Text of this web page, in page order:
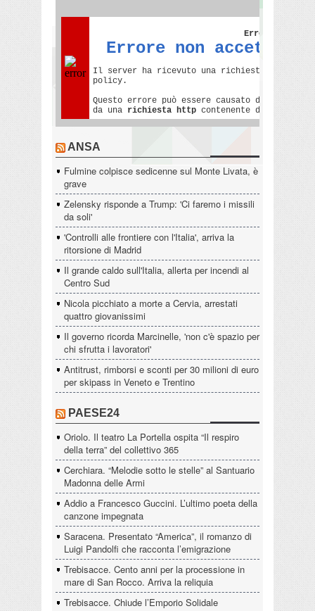
ANSA
Fulmine colpisce sedicenne sul Monte Livata, è
grave
Zelensky risponde a Trump: 'Ci faremo i missili
da soli'
'Controlli alle frontiere con l'Italia', arriva la
ritorsione di Madrid
Il grande caldo sull'Italia, allerta per incendi al
Centro Sud
Nicola picchiato a morte a Cervia, arrestati
quattro giovanissimi
Il governo ricorda Marcinelle, 'non c'è spazio per
chi sfrutta i lavoratori'
Antitrust, rimborsi e sconti per 30 milioni di euro
per skipass in Veneto e Trentino
PAESE24
Oriolo. Il teatro La Portella ospita “Il respiro
della terra” del collettivo 365
Cerchiara. “Melodie sotto le stelle” al Santuario
Madonna delle Armi
Addio a Francesco Guccini. L’ultimo poeta della
canzone impegnata
Saracena. Presentato “America”, il romanzo di
Luigi Pandolfi che racconta l’emigrazione
Trebisacce. Cento anni per la processione in
mare di San Rocco. Arriva la reliquia
Trebisacce. Chiude l’Emporio Solidale